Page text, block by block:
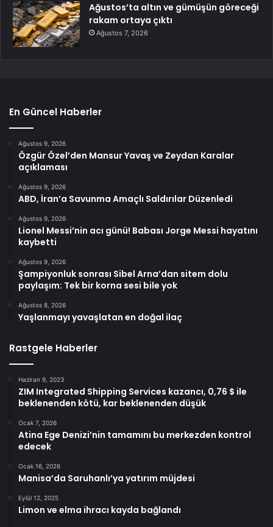
Ağustos’ta altın ve gümüşün göreceği
rakam ortaya çıktı
Ağustos 7, 2026
En Güncel Haberler
Ağustos 9, 2026
Özgür Özel’den Mansur Yavaş ve Zeydan Karalar
açıklaması
Ağustos 9, 2026
ABD, İran’a Savunma Amaçlı Saldırılar Düzenledi
Ağustos 9, 2026
Lionel Messi’nin acı günü! Babası Jorge Messi hayatını
kaybetti
Ağustos 9, 2026
Şampiyonluk sonrası Sibel Arna’dan sitem dolu
paylaşım: Tek bir korna sesi bile yok
Ağustos 8, 2026
Yaşlanmayı yavaşlatan en doğal ilaç
Rastgele Haberler
Haziran 9, 2023
ZIM Integrated Shipping Services kazancı, 0,76 $ ile
beklenenden kötü, kar beklenenden düşük
Ocak 7, 2026
Atina Ege Denizi’nin tamamını bu merkezden kontrol
edecek
Ocak 16, 2026
Manisa’da Saruhanlı’ya yatırım müjdesi
Eylül 12, 2025
Limon ve elma ihracı kayda bağlandı